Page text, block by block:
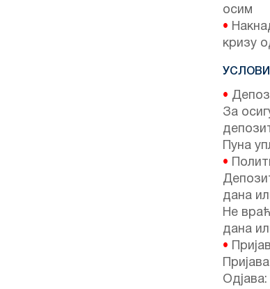
осим
•
кризу
•
За
Пуна
•
дана
Не
дана
•